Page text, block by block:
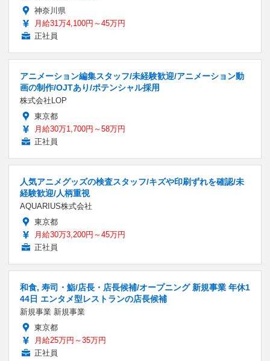
神奈川県
月給31万4,100円～45万円
正社員
アニメーション編集スタッフ/未経験歓迎/アニメーション動
画の制作/OJTあり/ポテンシャル採用
株式会社LOP
東京都
月給30万1,700円～58万円
正社員
人気アニメグッズの検査スタッフ/キズや印刷ずれを確認/未
経験歓迎/人柄重視
AQUARIUS株式会社
東京都
月給30万3,200円～45万円
正社員
和食, 寿司・鮨/店長・店長候補/オープニング 新規事業 年休1
44日 エンタメ型レストランの店長候補
新規事業 新規事業
東京都
月給25万円～35万円
正社員